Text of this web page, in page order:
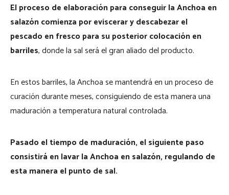
El proceso de elaboración para conseguir la Anchoa en
salazón comienza por eviscerar y descabezar el
pescado en fresco para su posterior colocación en
barriles, donde la sal será el gran aliado del producto.
En estos barriles, la Anchoa se mantendrá en un proceso de
curación durante meses, consiguiendo de esta manera una
maduración a temperatura natural controlada.
Pasado el tiempo de maduración, el siguiente paso
consistirá en lavar la Anchoa en salazón, regulando de
esta manera el punto de sal.